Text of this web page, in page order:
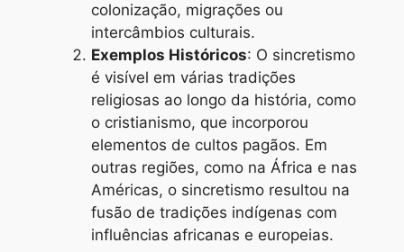
colonização, migrações ou
intercâmbios culturais.
Exemplos Históricos: O sincretismo
é visível em várias tradições
religiosas ao longo da história, como
o cristianismo, que incorporou
elementos de cultos pagãos. Em
outras regiões, como na África e nas
Américas, o sincretismo resultou na
fusão de tradições indígenas com
influências africanas e europeias.